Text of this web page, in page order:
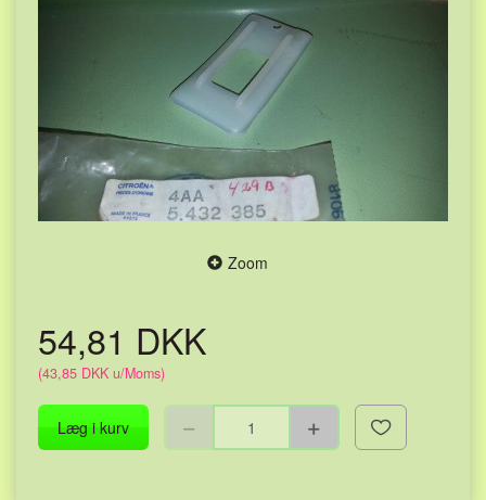
Zoom
54,81 DKK
(43,85 DKK u/Moms)
Læg i kurv